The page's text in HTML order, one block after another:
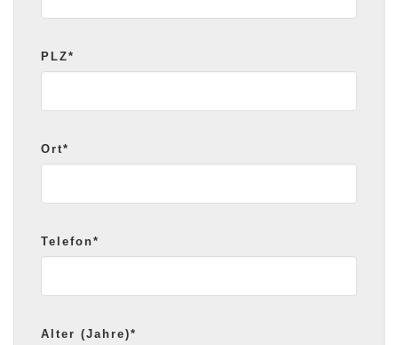
PLZ*
Ort*
Telefon*
Alter (Jahre)*